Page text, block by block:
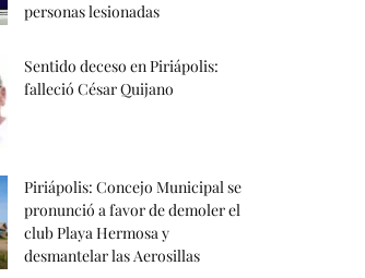
personas lesionadas
Sentido deceso en Piriápolis:
falleció César Quijano
Piriápolis: Concejo Municipal se
pronunció a favor de demoler el
club Playa Hermosa y
desmantelar las Aerosillas